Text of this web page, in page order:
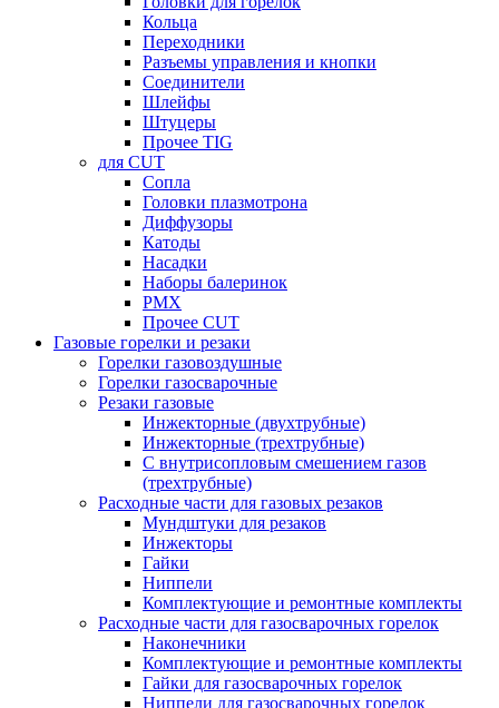
Кольца
Переходники
Разъемы управления и кнопки
Соединители
Шлейфы
Штуцеры
Прочее TIG
для CUT
Сопла
Головки плазмотрона
Диффузоры
Катоды
Насадки
Наборы балеринок
PMX
Прочее CUT
Газовые горелки и резаки
Горелки газовоздушные
Горелки газосварочные
Резаки газовые
Инжекторные (двухтрубные)
Инжекторные (трехтрубные)
С внутрисопловым смешением газов
(трехтрубные)
Расходные части для газовых резаков
Мундштуки для резаков
Инжекторы
Гайки
Ниппели
Комплектующие и ремонтные комплекты
Расходные части для газосварочных горелок
Наконечники
Комплектующие и ремонтные комплекты
Гайки для газосварочных горелок
Ниппели для газосварочных горелок